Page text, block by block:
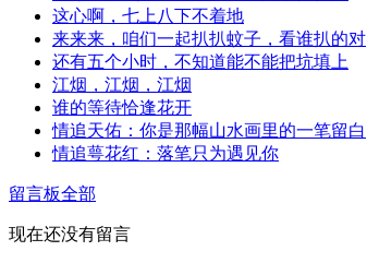
这心啊，七上八下不着地
来来来，咱们一起扒扒蚊子，看谁扒的对
还有五个小时，不知道能不能把坑填上
江烟，江烟，江烟
谁的等待恰逢花开
情追天佑：你是那幅山水画里的一笔留白
情追萼花红：落笔只为遇见你
留言板全部
现在还没有留言